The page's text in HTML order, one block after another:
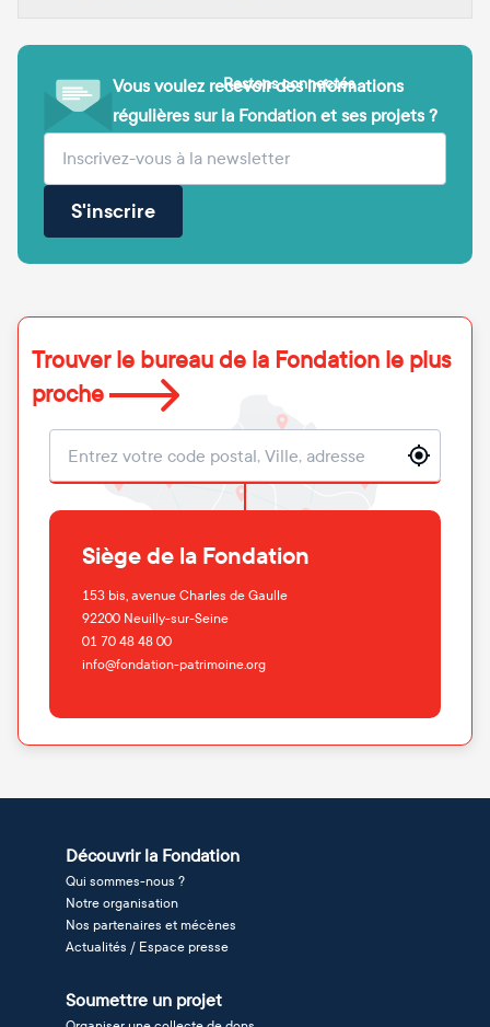
Vous voulez recevoir des informations
régulières sur la Fondation et ses projets ?
Votre adresse e-mail (obligatoire)
S'inscrire
Restons connectés
Trouver le bureau de la Fondation le plus
proche
Localisation
Siège de la Fondation
153 bis, avenue Charles de Gaulle
92200 Neuilly-sur-Seine
01 70 48 48 00
info@fondation-patrimoine.org
Découvrir la Fondation
Qui sommes-nous ?
Notre organisation
Nos partenaires et mécènes
Actualités / Espace presse
Soumettre un projet